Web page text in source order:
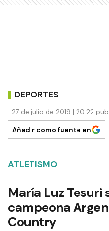
DEPORTES
27 de julio de 2019 | 20:22
Añadir como fuente en
ATLETISMO
María Luz Tesuri
campeona
Country